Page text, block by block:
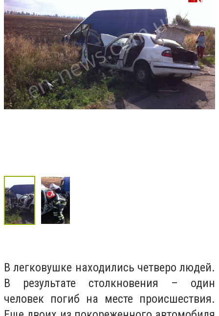
В легковушке находились четверо людей.
В результате столкновения – один
человек погиб на месте происшествия.